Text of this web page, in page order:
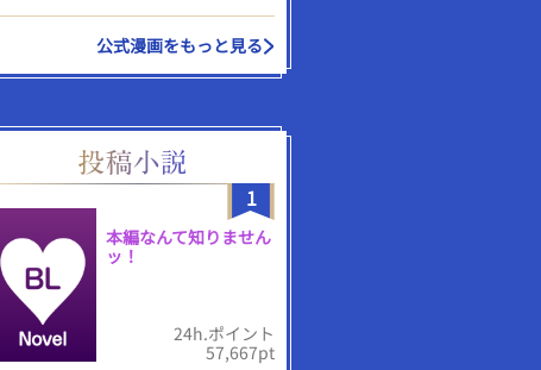
公式漫画をもっと見る
1
本編なんて知りません
ッ！
24h.ポイント
57,667pt